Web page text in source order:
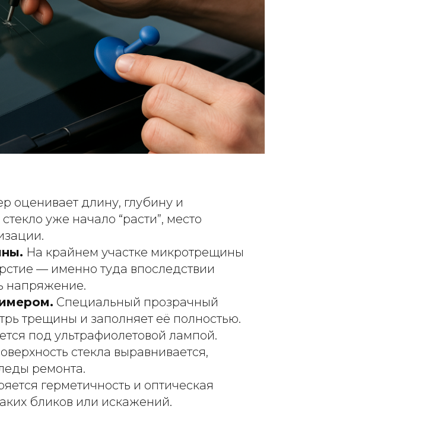
оценивает длину, глубину и
уже начало “расти”, место
На крайнем участке микротрещины
— именно туда впоследствии
напряжение.
Специальный прозрачный
трещины и заполняет её полностью.
под ультрафиолетовой лампой.
стекла выравнивается,
ремонта.
герметичность и оптическая
бликов или искажений.